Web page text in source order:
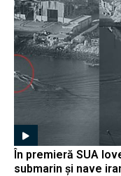
În premieră SUA
submarin și nave